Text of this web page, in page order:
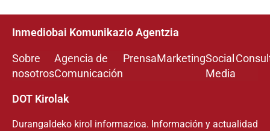
Inmediobai Komunikazio Agentzia
Sobre
nosotros
Agencia de
Comunicación
PrensaMarketingSocial
Media
DOT Kirolak
Durangaldeko kirol informazioa. Información y actualidad